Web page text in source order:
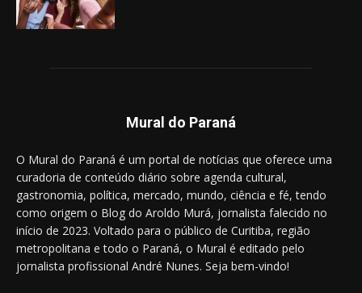
Mural do Paraná
O Mural do Paraná é um portal de notícias que oferece uma
curadoria de conteúdo diário sobre agenda cultural,
gastronomia, política, mercado, mundo, ciência e fé, tendo
como origem o Blog do Aroldo Murá, jornalista falecido no
início de 2023. Voltado para o público de Curitiba, região
metropolitana e todo o Paraná, o Mural é editado pelo
jornalista profissional André Nunes. Seja bem-vindo!